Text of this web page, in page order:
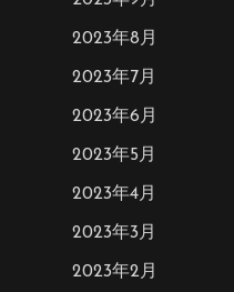
2023年8月
2023年7月
2023年6月
2023年5月
2023年4月
2023年3月
2023年2月